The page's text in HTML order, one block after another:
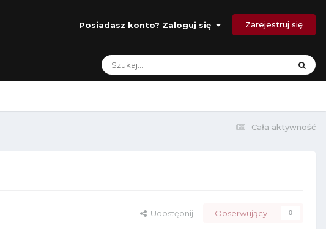
Posiadasz konto? Zaloguj się Zarejestruj się
Cała aktywność
Udostępnij Obserwujący 0